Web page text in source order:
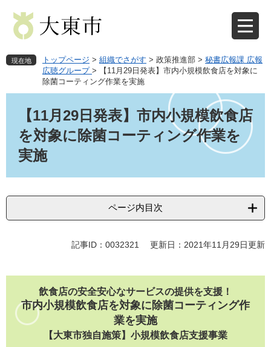
先
す
を
し
現在地 トップページ > 組織でさがす > 政策推進部 > 秘書広報課 広報
広聴グループ >
【11月29日発表】市内小規模飲食店を対象に
除菌コーティング作業を実施
【11月29日発表】市内小規模飲食店
を対象に除菌コーティング作業を
実施
ページ内目次
記事ID：0032321 更新日：2021年11月29日更新
飲食店の安全安心なサービスの提供を支援！
市内小規模飲食店を対象に除菌コーティング作
業を実施
【大東市独自施策】小規模飲食店支援事業